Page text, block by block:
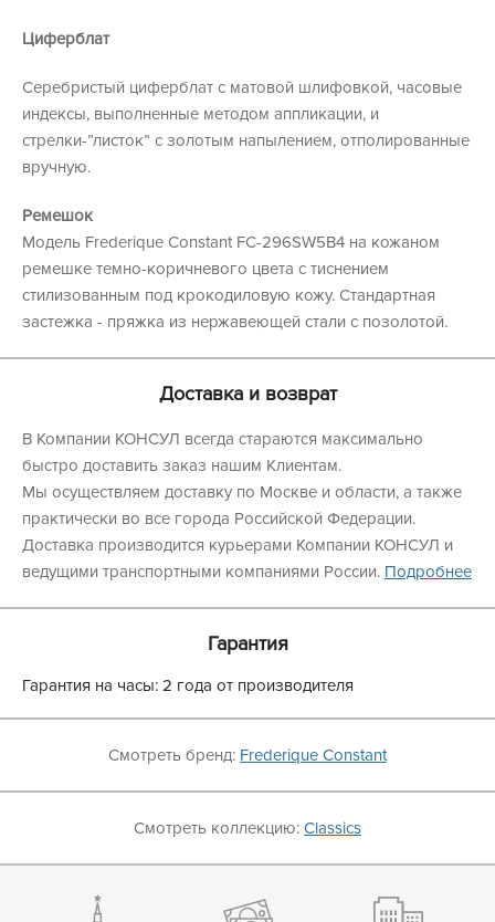
Циферблат
Серебристый циферблат с матовой шлифовкой, часовые
индексы, выполненные методом аппликации, и
стрелки-”листок” с золотым напылением, отполированные
вручную.
Ремешок
Модель Frederique Constant FC-296SW5B4 на кожаном
ремешке темно-коричневого цвета с тиснением
стилизованным под крокодиловую кожу. Стандартная
застежка - пряжка из нержавеющей стали с позолотой.
Доставка и возврат
В Компании КОНСУЛ всегда стараются максимально
быстро доставить заказ нашим Клиентам.
Мы осуществляем доставку по Москве и области, а также
практически во все города Российской Федерации.
Доставка производится курьерами Компании КОНСУЛ и
ведущими транспортными компаниями России. Подробнее
Гарантия
Гарантия на часы: 2 года от производителя
Смотреть бренд: Frederique Constant
Смотреть коллекцию: Classics